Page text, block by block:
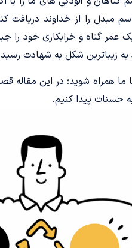
مبدل را از خداوند دریافت
گناه و خرابکاری خود را
زیباترین شکل به شهادت
همراه شوید؛ در این مقاله
حسنات پیدا کنیم.